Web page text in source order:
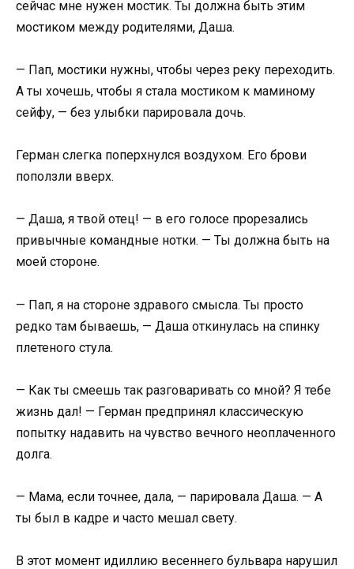
сейчас мне нужен мостик. Ты должна быть этим
мостиком между родителями, Даша.
— Пап, мостики нужны, чтобы через реку переходить.
А ты хочешь, чтобы я стала мостиком к маминому
сейфу, — без улыбки парировала дочь.
Герман слегка поперхнулся воздухом. Его брови
поползли вверх.
— Даша, я твой отец! — в его голосе прорезались
привычные командные нотки. — Ты должна быть на
моей стороне.
— Пап, я на стороне здравого смысла. Ты просто
редко там бываешь, — Даша откинулась на спинку
плетеного стула.
— Как ты смеешь так разговаривать со мной? Я тебе
жизнь дал! — Герман предпринял классическую
попытку надавить на чувство вечного неоплаченного
долга.
— Мама, если точнее, дала, — парировала Даша. — А
ты был в кадре и часто мешал свету.
В этот момент идиллию весеннего бульвара нарушил